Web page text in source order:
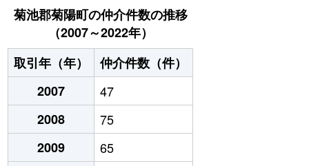
菊池郡菊陽町の仲介件数の推移
（2007～2022年）
取引年（年）
仲介件数（件）
2007
47
2008
75
2009
65